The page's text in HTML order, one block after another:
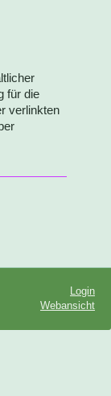
für die
verlinkten
Login
Webansicht